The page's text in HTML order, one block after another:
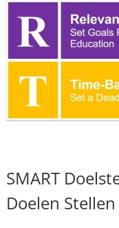
SMART
Doelen Stellen